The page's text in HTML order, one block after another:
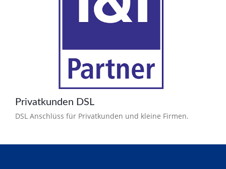
Privatkunden DSL
DSL Anschlüss für Privatkunden und kleine Firmen.